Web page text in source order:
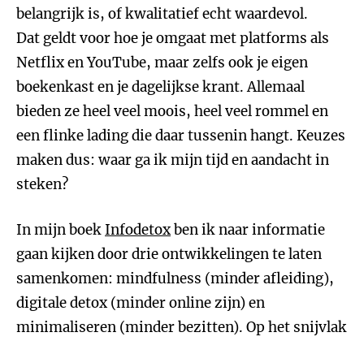
belangrijk is, of kwalitatief echt waardevol.
Dat geldt voor hoe je omgaat met platforms als
Netflix en YouTube, maar zelfs ook je eigen
boekenkast en je dagelijkse krant. Allemaal
bieden ze heel veel moois, heel veel rommel en
een flinke lading die daar tussenin hangt. Keuzes
maken dus: waar ga ik mijn tijd en aandacht in
steken?
In mijn boekInfodetoxben ik naar informatie
gaan kijken door drie ontwikkelingen te laten
samenkomen: mindfulness (minder afleiding),
digitale detox (minder online zijn) en
minimaliseren (minder bezitten). Op het snijvlak